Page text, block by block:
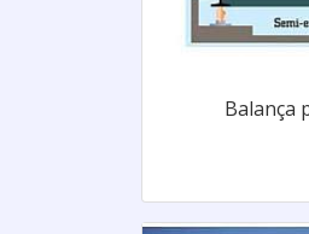
Balança